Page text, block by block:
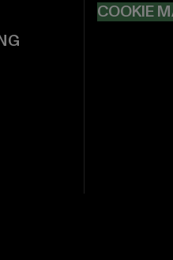
COOKIE